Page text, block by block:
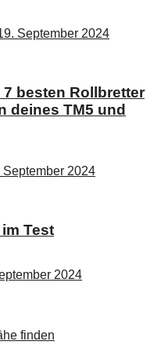
September 2024
besten Rollbretter
deines TM5 und
September 2024
Test
2024